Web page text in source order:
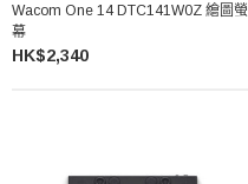
Wacom One 14 DTC141W0Z 繪圖螢
幕
HK$2,340